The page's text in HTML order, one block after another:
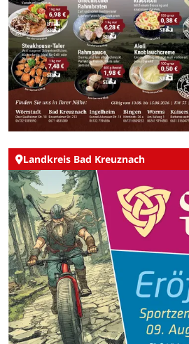
Landkreis Bad Kreuznach